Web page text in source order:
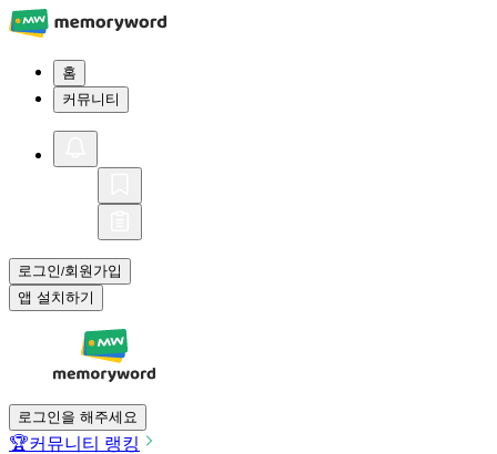
홈
커뮤니티
로그인/회원가입
앱 설치하기
로그인을 해주세요
🏆커뮤니티 랭킹